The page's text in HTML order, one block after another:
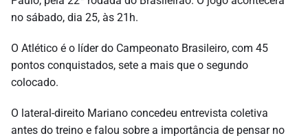
no sábado, dia 25, às 21h.
O Atlético é o líder do Campeonato Brasileiro, com 45
pontos conquistados, sete a mais que o segundo
colocado.
O lateral-direito Mariano concedeu entrevista coletiva
antes do treino e falou sobre a importância de pensar no